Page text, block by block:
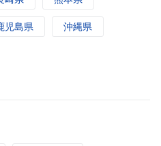
児島県 沖縄県